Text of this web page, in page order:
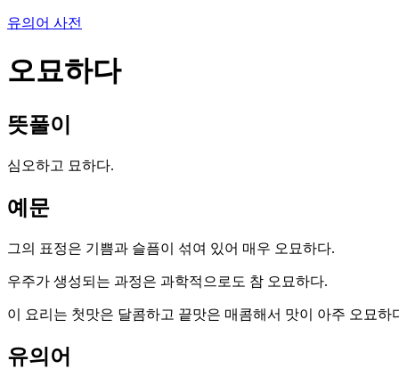
유의어 사전
오묘하다
뜻풀이
심오하고 묘하다.
예문
그의 표정은 기쁨과 슬픔이 섞여 있어 매우 오묘하다.
우주가 생성되는 과정은 과학적으로도 참 오묘하다.
이 요리는 첫맛은 달콤하고 끝맛은 매콤해서 맛이 아주 오묘하
유의어